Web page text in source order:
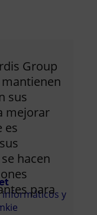
Group
sus
mejorar
es
hacen
para
informáticos y